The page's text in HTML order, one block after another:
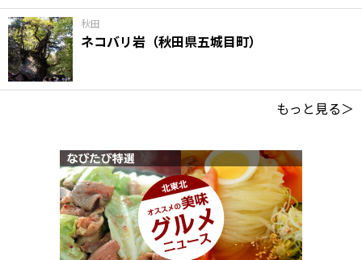
秋田
ネコバリ岩（秋田県五城目町）
もっと見る＞